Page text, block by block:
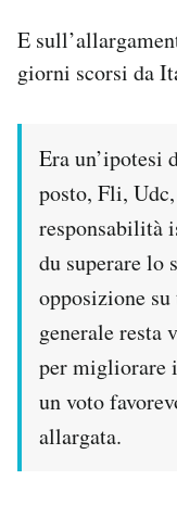
I MIEI PREFERITI
CALENDARIO
AREA
Area Personale
Regala il Post
Hai bisogno di
Esci
E
giorni scorsi da
Era un’ipotesi
posto, Fli,
responsabilità
du superare lo
opposizione
generale
per migliorare
un voto
allargata.